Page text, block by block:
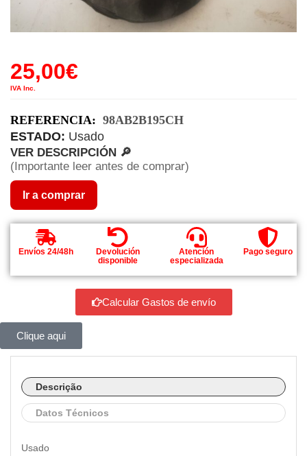
25,00€
IVA Inc.
REFERENCIA: 98AB2B195CH
ESTADO: Usado
VER DESCRIPCIÓN 🔎
(Importante leer antes de comprar)
Ir a comprar
Envíos 24/48h
Devolución
disponible
Atención
especializada
Pago seguro
Calcular Gastos de envío
Clique aqui
Descrição
Datos Técnicos
Usado